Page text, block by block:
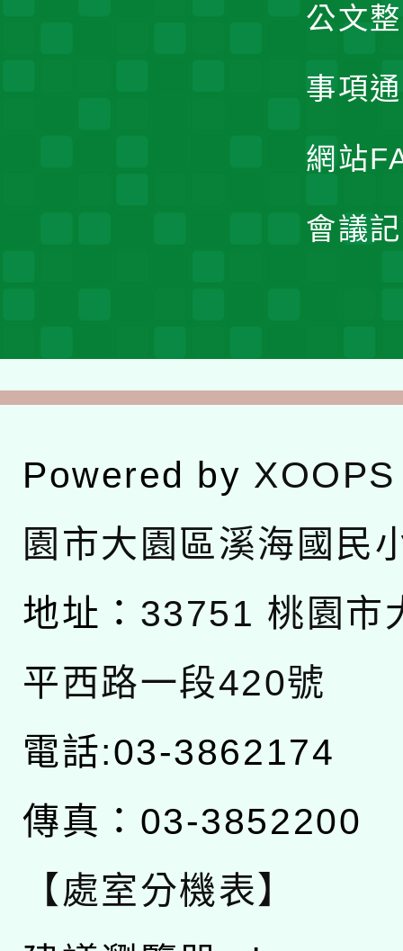
公文
事項
網站
會議
Powered by XOOPS
園市大園區溪海國民
地址： 33751 桃園市
平西路一段420號
電話:03-3862174
傳真：03-3852200
【處室分機表】